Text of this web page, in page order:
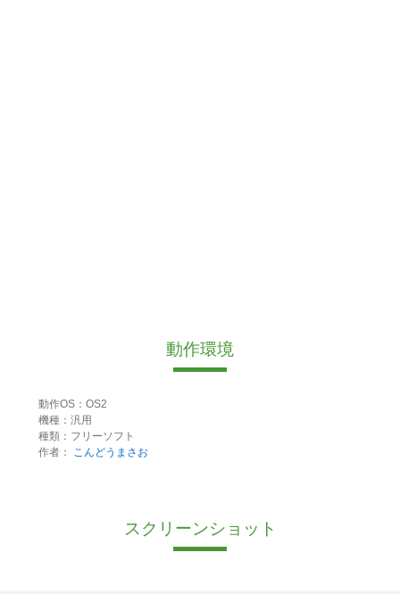
動作環境
動作OS：OS2
機種：汎用
種類：フリーソフト
作者：
こんどうまさお
スクリーンショット